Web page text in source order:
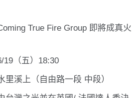
True Fire Group 即將成真火
19（五）18:30
里溪上（自由路一段 中段）